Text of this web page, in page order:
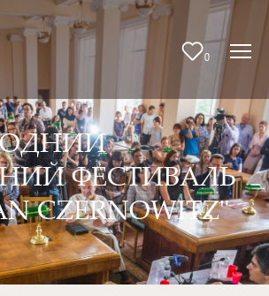
0
ФЕСТИВАЛЬ
CZERNOWITZ"